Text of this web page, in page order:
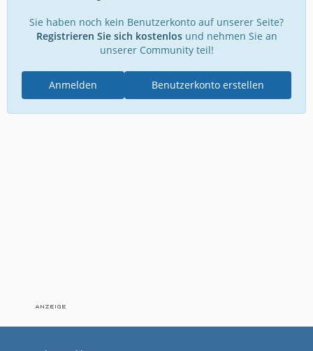
Sie haben noch kein Benutzerkonto auf unserer Seite?
Registrieren Sie sich kostenlosund nehmen Sie an
unserer Community teil!
Benutzerkonto erstellen
Anmelden